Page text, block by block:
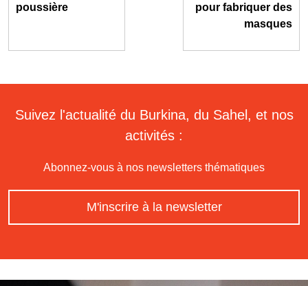
poussière
pour fabriquer des
masques
Suivez l'actualité du Burkina, du Sahel, et nos
activités :
Abonnez-vous à nos newsletters thématiques
M'inscrire à la newsletter